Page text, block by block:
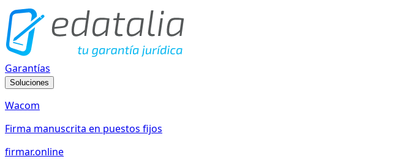
Garantías
Soluciones
Wacom
Firma manuscrita en puestos fijos
firmar.online